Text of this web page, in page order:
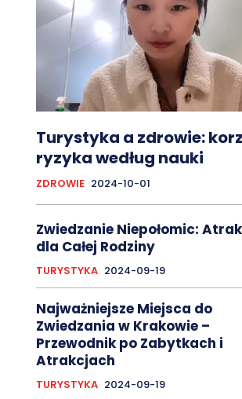
Turystyka a zdrowie:
ryzyka według nauki
ZDROWIE 2024-10-01
Zwiedzanie Niepołomic:
dla Całej Rodziny
TURYSTYKA 2024-09-19
Najważniejsze Miejsca do
Zwiedzania w Krakowie –
Przewodnik po Zabytkach i
Atrakcjach
TURYSTYKA 2024-09-19